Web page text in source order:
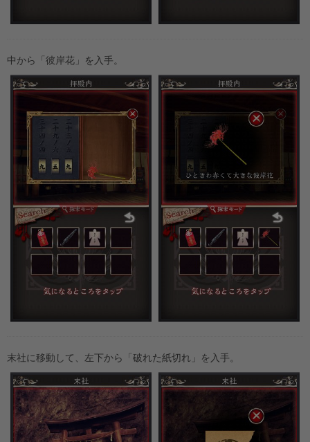
中から「彼岸花」を入手。
末社に移動して、左下から「破れた紙切れ」を入手。